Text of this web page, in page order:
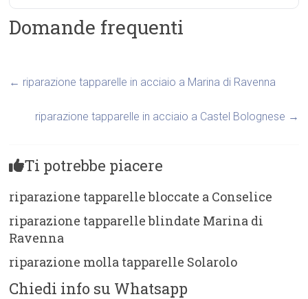
Domande frequenti
← riparazione tapparelle in acciaio a Marina di Ravenna
riparazione tapparelle in acciaio a Castel Bolognese →
Ti potrebbe piacere
riparazione tapparelle bloccate a Conselice
riparazione tapparelle blindate Marina di
Ravenna
riparazione molla tapparelle Solarolo
Chiedi info su Whatsapp